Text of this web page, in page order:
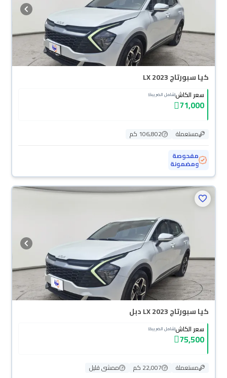
كيا سبورتاج LX 2023
سعر الكاش(شامل الضريبة)
71,000
مستعملة
106,802 كم
مفحوصة
ومضمونة
كيا سبورتاج LX 2023 دبل
سعر الكاش(شامل الضريبة)
75,500
مستعملة 22,007 كم
ممشى قليل